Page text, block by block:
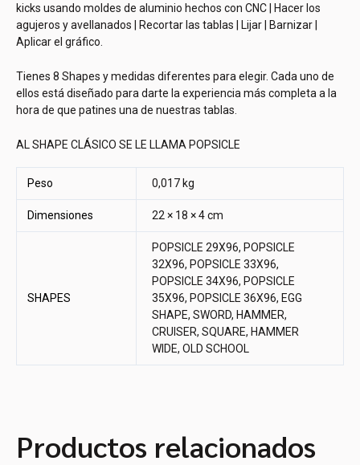
kicks usando moldes de aluminio hechos con CNC | Hacer los
agujeros y avellanados | Recortar las tablas | Lijar | Barnizar |
Aplicar el gráfico.
Tienes 8 Shapes y medidas diferentes para elegir. Cada uno de
ellos está diseñado para darte la experiencia más completa a la
hora de que patines una de nuestras tablas.
AL SHAPE CLÁSICO SE LE LLAMA POPSICLE
Peso 0,017 kg
Dimensiones 22 × 18 × 4 cm
SHAPES
POPSICLE 29X96, POPSICLE
32X96, POPSICLE 33X96,
POPSICLE 34X96, POPSICLE
35X96, POPSICLE 36X96, EGG
SHAPE, SWORD, HAMMER,
CRUISER, SQUARE, HAMMER
WIDE, OLD SCHOOL
Productos relacionados